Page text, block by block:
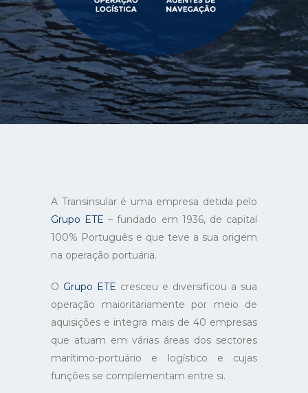
A Transinsular é uma empresa detida pelo
Grupo ETE – fundado em 1936, de capital
100% Português e que teve a sua origem
na operação portuária.
O Grupo ETE cresceu e diversificou a sua
operação maioritariamente por meio de
aquisições e integra mais de 40 empresas
que atuam em várias áreas dos sectores
marítimo-portuário e logístico e cujas
funções se complementam entre si.